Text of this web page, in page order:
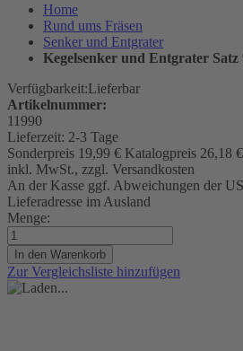
Home
Rund ums Fräsen
Senker und Entgrater
Kegelsenker und Entgrater Satz
Verfügbarkeit:Lieferbar
Artikelnummer:
11990
Lieferzeit: 2-3 Tage
Sonderpreis 19,99 € Katalogpreis 26,18 €
inkl. MwSt., zzgl. Versandkosten
An der Kasse ggf. Abweichungen der
Lieferadresse im Ausland
Menge:
In den Warenkorb
Zur Vergleichsliste hinzufügen